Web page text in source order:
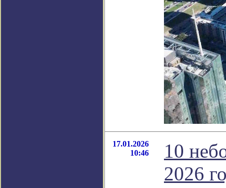
17.01.2026
10:46
10
2026